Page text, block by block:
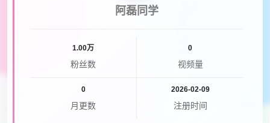
阿磊同学
1.00万
粉丝数
0
视频量
0
月更数
2026-02-09
注册时间